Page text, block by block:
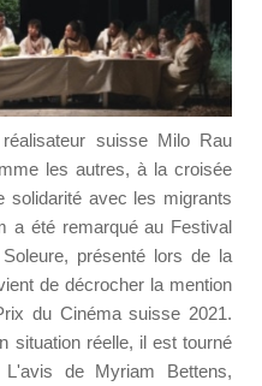
suisse Milo Rau
les autres, à la croisée
solidarité avec les migrants
a été remarqué au Festival
présenté lors de la
de décrocher la mention
du Cinéma suisse 2021.
situation réelle, il est tourné
de Myriam Bettens,